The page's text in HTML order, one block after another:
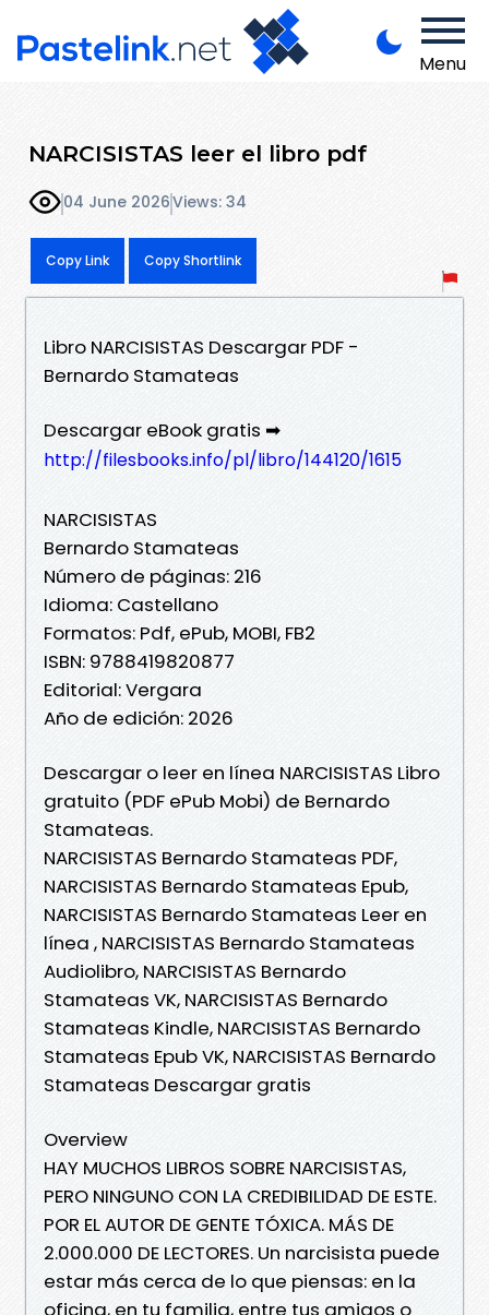
Menu
NARCISISTAS leer el libro pdf
04 June 2026Views: 34
Copy Link Copy Shortlink
Libro NARCISISTAS Descargar PDF -
Bernardo Stamateas
Descargar eBook gratis ➡
http://filesbooks.info/pl/libro/144120/1615
NARCISISTAS
Bernardo Stamateas
Número de páginas: 216
Idioma: Castellano
Formatos: Pdf, ePub, MOBI, FB2
ISBN: 9788419820877
Editorial: Vergara
Año de edición: 2026
Descargar o leer en línea NARCISISTAS Libro
gratuito (PDF ePub Mobi) de Bernardo
Stamateas.
NARCISISTAS Bernardo Stamateas PDF,
NARCISISTAS Bernardo Stamateas Epub,
NARCISISTAS Bernardo Stamateas Leer en
línea , NARCISISTAS Bernardo Stamateas
Audiolibro, NARCISISTAS Bernardo
Stamateas VK, NARCISISTAS Bernardo
Stamateas Kindle, NARCISISTAS Bernardo
Stamateas Epub VK, NARCISISTAS Bernardo
Stamateas Descargar gratis
Overview
HAY MUCHOS LIBROS SOBRE NARCISISTAS,
PERO NINGUNO CON LA CREDIBILIDAD DE ESTE.
POR EL AUTOR DE GENTE TÓXICA. MÁS DE
2.000.000 DE LECTORES. Un narcisista puede
estar más cerca de lo que piensas: en la
oficina, en tu familia, entre tus amigos o